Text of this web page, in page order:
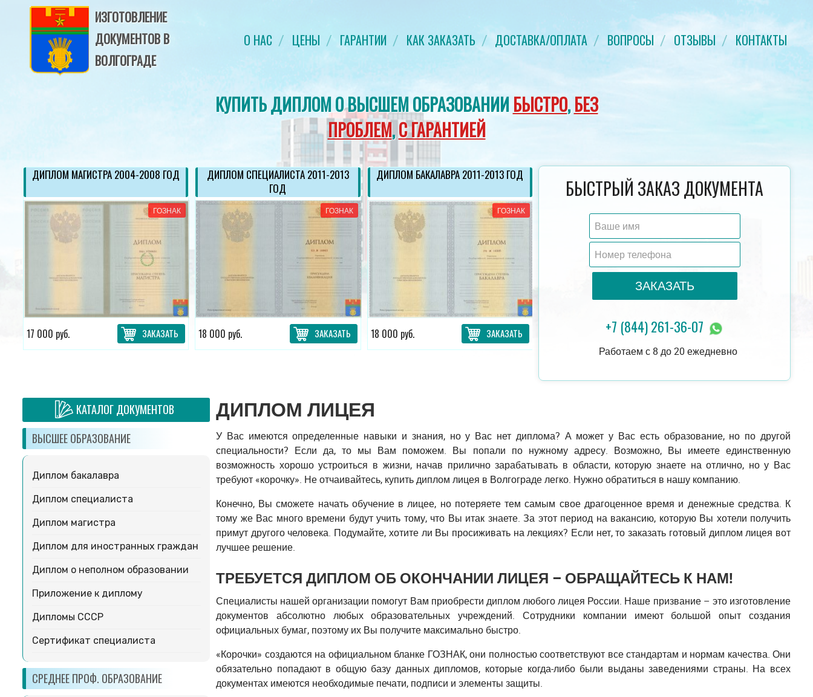
ИЗГОТОВЛЕНИЕ
ДОКУМЕНТОВ В
ВОЛГОГРАДЕ
О НАС ЦЕНЫ ГАРАНТИИ КАК ЗАКАЗАТЬ ДОСТАВКА/ОПЛАТА ВОПРОСЫ ОТЗЫВЫ КОНТАКТЫ
КУПИТЬ ДИПЛОМ О ВЫСШЕМ ОБРАЗОВАНИИБЫСТРО,БЕЗ
ПРОБЛЕМ,С ГАРАНТИЕЙ
ДИПЛОМ МАГИСТРА 2004-2008 ГОД
ГОЗНАК
17 000 руб. ЗАКАЗАТЬ
ДИПЛОМ СПЕЦИАЛИСТА 2011-2013
ГОД
ГОЗНАК
18 000 руб. ЗАКАЗАТЬ
ДИПЛОМ БАКАЛАВРА 2011-2013 ГОД
ГОЗНАК
18 000 руб. ЗАКАЗАТЬ
ДИПЛОМ БАКАЛАВРА 2014-2023 ГОД
ЗАКАЗАТЬ
ПРИЛОЖЕНИЕ К
7 000 руб.
БЫСТРЫЙ ЗАКАЗ ДОКУМЕНТА
ЗАКАЗАТЬ
+7 (844) 261-36-07
Работаем с 8 до 20 ежедневно
КАТАЛОГ ДОКУМЕНТОВ
ВЫСШЕЕ ОБРАЗОВАНИЕ
Диплом бакалавра
Диплом специалиста
Диплом магистра
Диплом для иностранных граждан
Диплом о неполном образовании
Приложение к диплому
Дипломы СССР
Сертификат специалиста
СРЕДНЕЕ ПРОФ. ОБРАЗОВАНИЕ
ДИПЛОМ ЛИЦЕЯ
У Вас имеются определенные навыки и знания, но у Вас нет диплома? А может у Вас есть образование, но по другой
специальности? Если да, то мы Вам поможем. Вы попали по нужному адресу. Возможно, Вы имеете единственную
возможность хорошо устроиться в жизни, начав прилично зарабатывать в области, которую знаете на отлично, но у Вас
требуют «корочку». Не отчаивайтесь, купить диплом лицея в Волгограде легко. Нужно обратиться в нашу компанию.
Конечно, Вы сможете начать обучение в лицее, но потеряете тем самым свое драгоценное время и денежные средства. К
тому же Вас много времени будут учить тому, что Вы итак знаете. За этот период на вакансию, которую Вы хотели получить
примут другого человека. Подумайте, хотите ли Вы просиживать на лекциях? Если нет, то заказать готовый диплом лицея вот
лучшее решение.
ТРЕБУЕТСЯ ДИПЛОМ ОБ ОКОНЧАНИИ ЛИЦЕЯ – ОБРАЩАЙТЕСЬ К НАМ!
Специалисты нашей организации помогут Вам приобрести диплом любого лицея России. Наше призвание – это изготовление
документов абсолютно любых образовательных учреждений. Сотрудники компании имеют большой опыт создания
официальных бумаг, поэтому их Вы получите максимально быстро.
«Корочки» создаются на официальном бланке ГОЗНАК, они полностью соответствуют все стандартам и нормам качества. Они
обязательно попадают в общую базу данных дипломов, которые когда-либо были выданы заведениями страны. На всех
документах имеются необходимые печати, подписи и элементы защиты.